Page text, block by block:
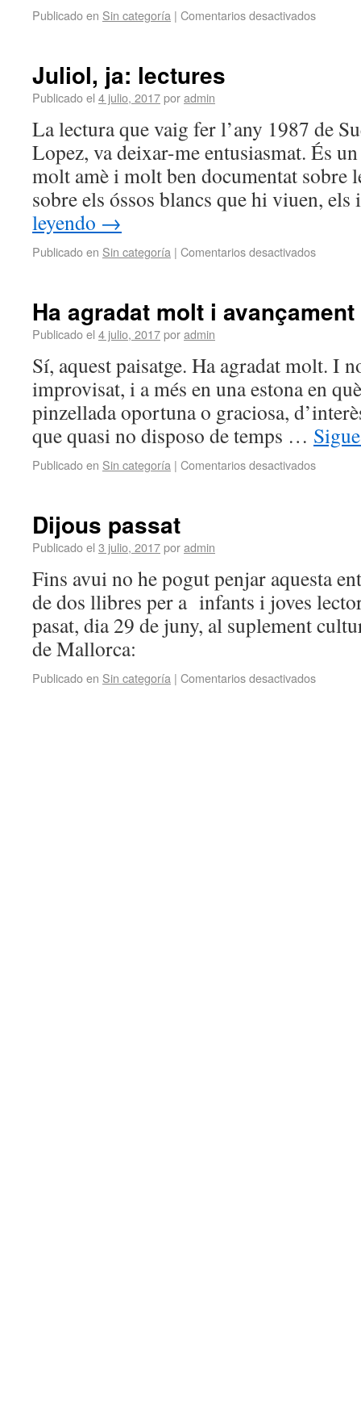
Publicado en Sin categoría | Comentarios desactivados
Juliol, ja: lectures
Publicado el 4 julio, 2017poradmin
La lectura que vaig fer l’any 1987 de
Lopez, va deixar-me entusiasmat. És
molt amè i molt ben documentat sobre
sobre els óssos blancs que hi viuen,
leyendo →
Publicado en Sin categoría | Comentarios desactivados
Ha agradat molt i avançament
Publicado el 4 julio, 2017poradmin
Sí, aquest paisatge. Ha agradat molt. I
improvisat, i a més en una estona en
pinzellada oportuna o graciosa,
que quasi no disposo de temps …
Publicado en Sin categoría | Comentarios desactivados
Dijous passat
Publicado el 3 julio, 2017poradmin
Fins avui no he pogut penjar aquesta
de dos llibres per a infants i joves
pasat, dia 29 de juny, al suplement
de Mallorca:
Publicado en Sin categoría | Comentarios desactivados